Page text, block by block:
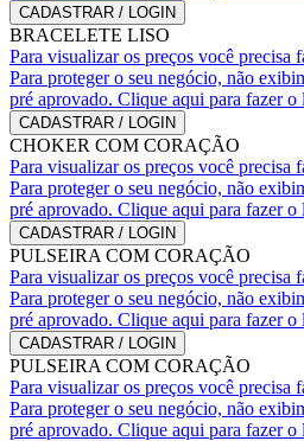
CADASTRAR / LOGIN
BRACELETE LISO
Para visualizar os preços você precisa
Para proteger o seu negócio, não
pré aprovado. Clique aqui para fazer o
CADASTRAR / LOGIN
CHOKER COM CORAÇÃO
Para visualizar os preços você precisa
Para proteger o seu negócio, não
pré aprovado. Clique aqui para fazer o
CADASTRAR / LOGIN
PULSEIRA COM CORAÇÃO
Para visualizar os preços você precisa
Para proteger o seu negócio, não
pré aprovado. Clique aqui para fazer o
CADASTRAR / LOGIN
PULSEIRA COM CORAÇÃO
Para visualizar os preços você precisa
Para proteger o seu negócio, não
pré aprovado. Clique aqui para fazer o